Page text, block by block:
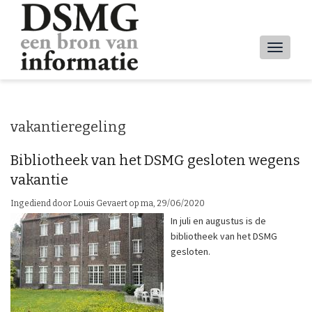
Main
vakantieregeling
Bibliotheek van het DSMG gesloten wegens
vakantie
Ingediend door Louis Gevaert op ma, 29/06/2020
In juli en augustus is de
bibliotheek van het DSMG
gesloten.